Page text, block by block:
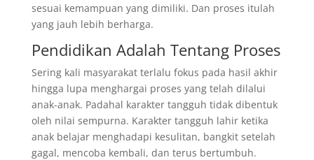
sesuai kemampuan yang dimiliki. Dan proses itulah
yang jauh lebih berharga.
Pendidikan Adalah Tentang Proses
Sering kali masyarakat terlalu fokus pada hasil akhir
hingga lupa menghargai proses yang telah dilalui
anak-anak. Padahal karakter tangguh tidak dibentuk
oleh nilai sempurna. Karakter tangguh lahir ketika
anak belajar menghadapi kesulitan, bangkit setelah
gagal, mencoba kembali, dan terus bertumbuh.